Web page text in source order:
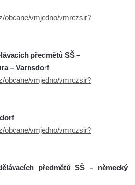
obcane/vmjedno/vmrozsir?
předmětů SŠ –
– Varnsdorf
obcane/vmjedno/vmrozsir?
obcane/vmjedno/vmrozsir?
předmětů SŠ – německý